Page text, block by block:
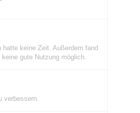
keine Zeit. Außerdem fand
gute Nutzung möglich.
verbessern.